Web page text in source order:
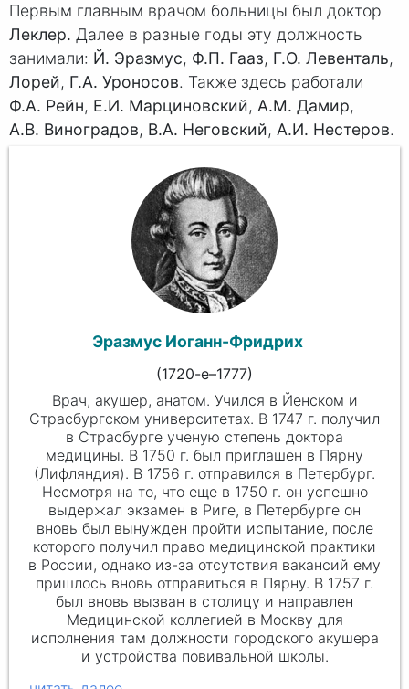
Первым главным врачом больницы был доктор
Леклер. Далее в разные годы эту должность
занимали: Й. Эразмус, Ф.П. Гааз, Г.О. Левенталь,
Лорей, Г.А. Уроносов. Также здесь работали
Ф.А. Рейн, Е.И. Марциновский, А.М. Дамир,
А.В. Виноградов, В.А. Неговский, А.И. Нестеров.
Эразмус Иоганн-Фридрих
(1720-е–1777)
Врач, акушер, анатом. Учился в Йенском и
Страсбургском университетах. В 1747 г. получил
в Страсбурге ученую степень доктора
медицины. В 1750 г. был приглашен в Пярну
(Лифляндия). В 1756 г. отправился в Петербург.
Несмотря на то, что еще в 1750 г. он успешно
выдержал экзамен в Риге, в Петербурге он
вновь был вынужден пройти испытание, после
которого получил право медицинской практики
в России, однако из-за отсутствия вакансий ему
пришлось вновь отправиться в Пярну. В 1757 г.
был вновь вызван в столицу и направлен
Медицинской коллегией в Москву для
исполнения там должности городского акушера
и устройства повивальной школы.